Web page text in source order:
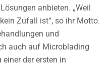
anbieten. „Weil
Zufall ist“, so ihr Motto.
und
auch auf Microblading
der ersten in